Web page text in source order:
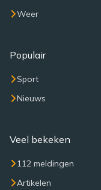
Weer
Populair
Sport
Nieuws
Veel bekeken
112 meldingen
Artikelen